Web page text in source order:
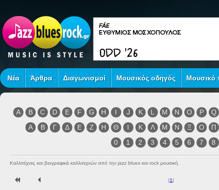
Νέα Άρθρα Διαγωνισμοί Μουσικός οδηγός Μουσικό
A B C D E F G H I J K L M N O P
Q
Α
Β Γ Δ Ε Ζ Η Θ Ι Κ Λ Μ Ν Ξ Ο
Π
0
1 2 3 4 5 6 7 8
Καλλιτέχνες και βιογραφικά καλλιτεχνών από την jazz blues και rock μουσική.
|1 |